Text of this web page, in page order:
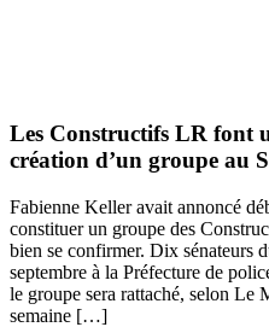
Les Constructifs LR font
création d’un groupe au
Fabienne Keller avait annoncé
constituer un groupe des
bien se confirmer. Dix sénateurs
septembre à la Préfecture de
le groupe sera rattaché, selon Le
semaine […]